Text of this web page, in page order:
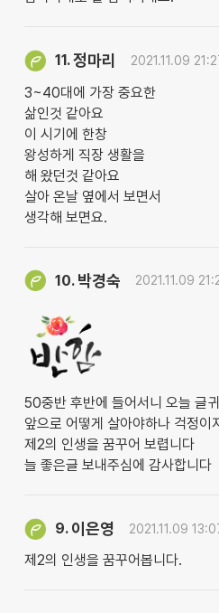
11.정마리 2021.11.09
3~40대에 가장 중요한
삶인것 같아요
이 시기에 한창
왕성하게 직장 생활을
해 왔던것 같아요
살아 온날 옆에서 보면서
생각해 보면요.
10. 박경숙 2021.11.09
50중반 후반에 들어서니 오늘 글
앞으로 어떻게 살아야하나 걱정이
제2의 인생을 꿈꾸어 보렵니다
늘 좋은글 보내주심에 감사합니다
9. 이은영 2021.11.09
제2의 인생을 꿈꾸어봅니다.